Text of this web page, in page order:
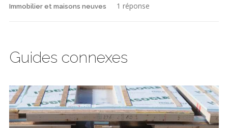
Immobilier et maisons neuves 1 réponse
Guides connexes